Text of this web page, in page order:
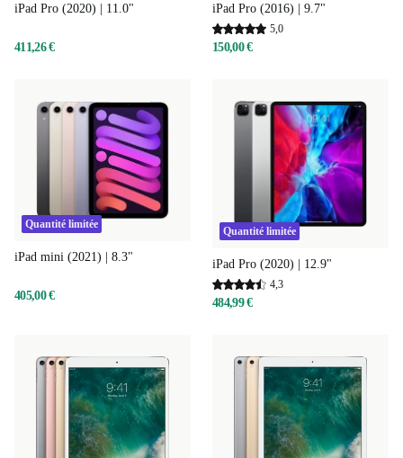
iPad Pro (2020) | 11.0"
411,26 €
iPad Pro (2016) | 9.7"
5,0
150,00 €
Quantité limitée
iPad mini (2021) | 8.3"
405,00 €
Quantité limitée
iPad Pro (2020) | 12.9"
4,3
484,99 €